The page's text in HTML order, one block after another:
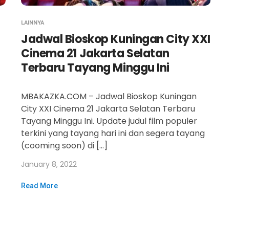
LAINNYA
Jadwal Bioskop Kuningan City XXI
Cinema 21 Jakarta Selatan
Terbaru Tayang Minggu Ini
MBAKAZKA.COM – Jadwal Bioskop Kuningan
City XXI Cinema 21 Jakarta Selatan Terbaru
Tayang Minggu Ini. Update judul film populer
terkini yang tayang hari ini dan segera tayang
(cooming soon) di […]
January 8, 2022
Read More